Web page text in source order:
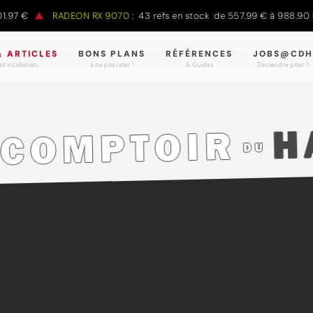
RADEON RX 9070 : 43 refs en stock de 557.99 € à 988.90 €
ARTICLES
incollables.
BONS PLANS
à ne pas rater !
RÉFÉRENCES
& Guides
JOBS@CDH
Deviendre pilier ?